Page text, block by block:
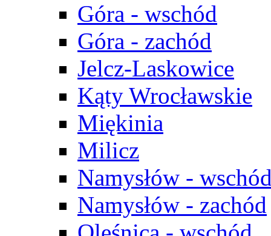
Góra - wschód
Góra - zachód
Jelcz-Laskowice
Kąty Wrocławskie
Miękinia
Milicz
Namysłów -
Namysłów - zachód